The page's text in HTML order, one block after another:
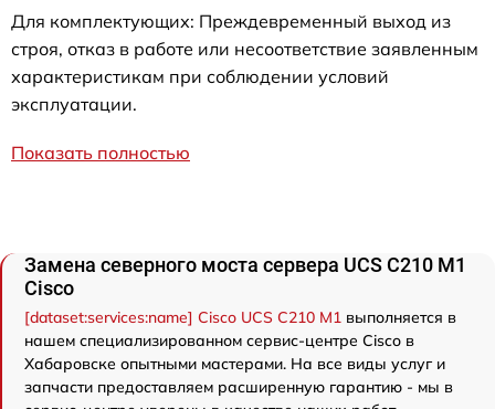
Для комплектующих: Преждевременный выход из
строя, отказ в работе или несоответствие заявленным
характеристикам при соблюдении условий
эксплуатации.
Показать полностью
Замена северного моста сервера UCS C210 M1
Cisco
[dataset:services:name] Cisco UCS C210 M1 выполняется в
нашем специализированном сервис-центре Cisco в
Хабаровске опытными мастерами. На все виды услуг и
запчасти предоставляем расширенную гарантию - мы в